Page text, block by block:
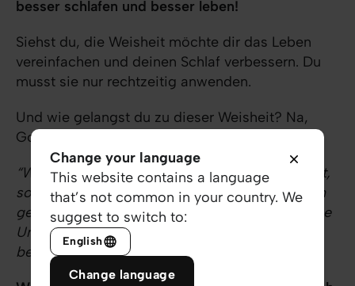
besser schlafen und besser leben!
Siehst du, die Weisheit möchte dir das Leben
vereinfachen und deinen Schlaf verbessern. Du
musst sie nur rechtzeitig anwenden.
Und wie gelangst du zu dieser Weisheit? Na,
Gott macht es uns echt leicht! Bitte darum:
“Wenn es jemandem von euch an Weisheit fehlt,
soll er Gott darum bitten, und Gott wird sie ihm
geben. Ihr wisst doch, dass er niemandem seine
Unwissenheit vorwirft und dass er jeden reich
beschenkt.”(Jakobus 1:5HfA)
Change your language
This website contains a language
that’s not common in your country. We
suggest to switch to:
English
Change language